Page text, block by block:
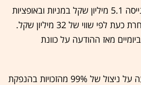
גייסה 5.1 מיליון שקל במניות ובאופציות
בחיתום יתר, והיא נסחרת כעת לפי שווי של 32 מיליון שקל.
מנייתה איבדה 15% ביומיים מאז ההודעה על כוונת
חברת אי טי וויו הודיעה על ניצול של 99% מהזכויות בהנפקת